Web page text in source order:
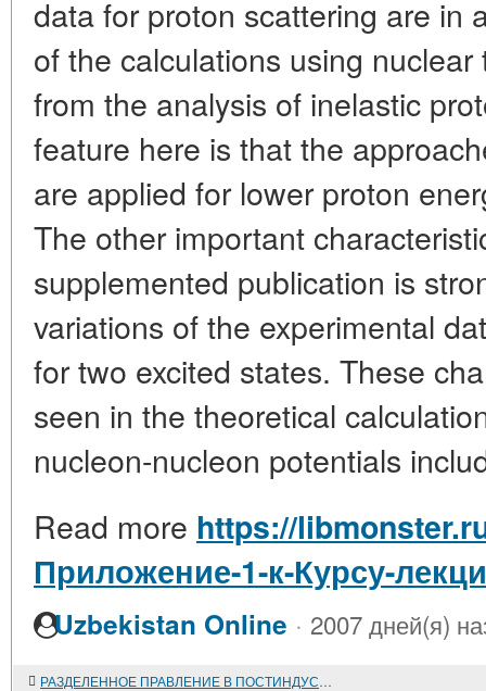
data for proton scattering are in
of the calculations using
from the analysis of inelastic
feature here is that the
are applied for lower proton
The other important
supplemented publication is
variations of the experimental
for two excited states. These
seen in the theoretical
nucleon-nucleon potentials
Read more https://
Приложение-1-к-Курсу-
Uzbekistan Online · 2007 дней(я)
РАЗДЕЛЕННОЕ ПРАВЛЕНИЕ В ПОСТИНДУСТРИАЛЬНОМ ОБЩЕСТВЕ США